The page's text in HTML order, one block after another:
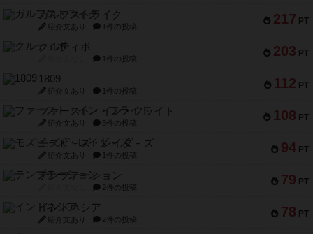
217 PT
ガルフストライク
紹介文あり 1件の投稿
203 PT
クルティボ
1件の投稿
112 PT
1809
紹介文あり 1件の投稿
108 PT
ファースト・イン・フライト
紹介文あり 3件の投稿
94 PT
モズビ－ズ・レイダ－ズ
紹介文あり 1件の投稿
79 PT
テンプテーション
2件の投稿
78 PT
インドネシア
紹介文あり 2件の投稿